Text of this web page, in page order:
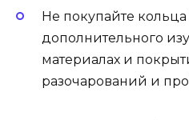
Не покупайте
дополнительного
материалах и
разочарований и